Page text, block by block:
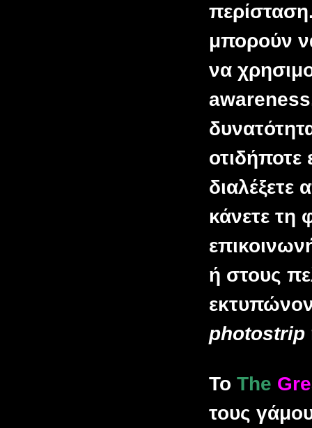
μπορούν
να
awareness
οτιδήποτε
κάνετε τη
ή στους
photostrip
Το The
τους